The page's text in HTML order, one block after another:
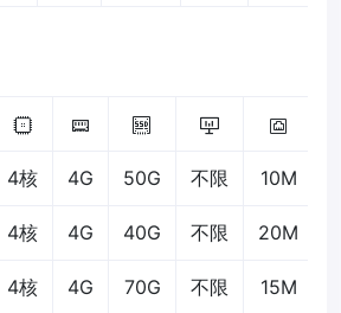
4核 4G 50G 不限 10M
4核 4G 40G 不限 20M
4核 4G 70G 不限 15M